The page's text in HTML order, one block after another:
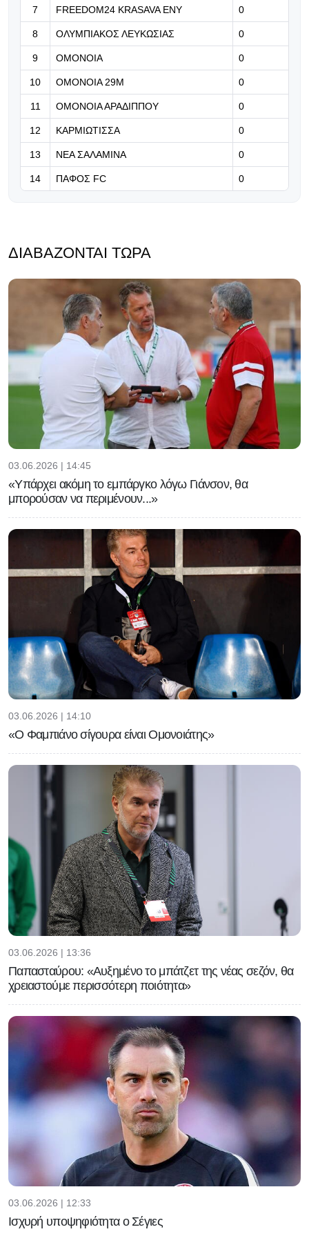
Χρυσοστόμου και 8άδα ο Κεσίδης
10.08.2026 | 21:07
ΒΙΝΤΕΟ: Ο Ασόρο σε δράση
7 FREEDOM24 KRASAVA ΕΝΥ 0
8 ΟΛΥΜΠΙΑΚΟΣ ΛΕΥΚΩΣΙΑΣ 0
9 ΟΜΟΝΟΙΑ 0
10 ΟΜΟΝΟΙΑ 29Μ 0
11 ΟΜΟΝΟΙΑ ΑΡΑΔΙΠΠΟΥ 0
12 ΚΑΡΜΙΩΤΙΣΣΑ 0
13 ΝΕΑ ΣΑΛΑΜΙΝΑ 0
14 ΠΑΦΟΣ FC 0
ΔΙΑΒΆΖΟΝΤΑΙ ΤΏΡΑ
03.06.2026 | 14:45
«Υπάρχει ακόμη το εμπάργκο λόγω Γιάνσον, θα
μπορούσαν να περιμένουν...»
03.06.2026 | 14:10
«Ο Φαμπιάνο σίγουρα είναι Ομονοιάτης»
03.06.2026 | 13:36
Παπασταύρου: «Αυξημένο το μπάτζετ της νέας σεζόν, θα
χρειαστούμε περισσότερη ποιότητα»
03.06.2026 | 12:33
Ισχυρή υποψηφιότητα ο Σέγιες